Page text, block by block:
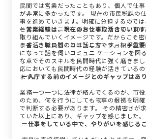
民間では営業だったこともあり、個人で仕
が非常に多かったです。 現在の市民税課の
事を進めていきます。明確に分担するので
と常にコミュニケーションを取り合い、100
取り組んでいくイメージです。だからこそ
ますし、職員間のコミュニケーションが重要
ー営業経験は、現在のお仕事に活きていま
一番活きていることは話し方です。相手の
になって話を伺いコミュニ ケーションを図
な点でそのスキルを民間時代に強く磨きま
応においても民間時代の経験が活きている
ます。
ー入庁する前のイメージとのギャップはあ
業務一つ一つに法律が絡んでくるのが、市
のため、何を行うにしても物事の根拠を明
で判断する必要があります。 その精密さが
ていた以上にあり、ギャップを感じました。
ー仕事をしている中で、やりがいを感じる